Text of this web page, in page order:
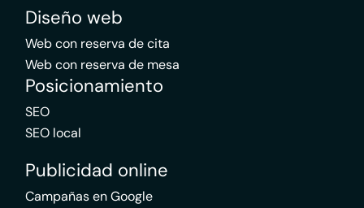
Diseño web
Web con reserva de cita
Web con reserva de mesa
Posicionamiento
SEO
SEO local
Publicidad online
Campañas en Google